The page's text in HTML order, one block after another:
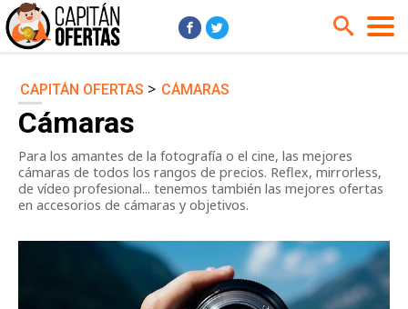
Audio y Música
Cine y Series
Deportes
Financiero
Hogar
Hoteles
Moda él
Motos
CAPITÁN OFERTAS > CÁMARAS
Cámaras
Para los amantes de la fotografía o el cine, las mejores
cámaras de todos los rangos de precios. Reflex, mirrorless,
de vídeo profesional... tenemos también las mejores ofertas
en accesorios de cámaras y objetivos.